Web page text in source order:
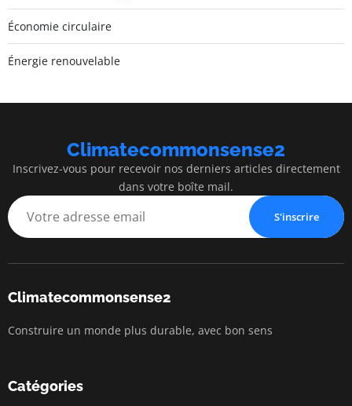
Économie circulaire
Énergie renouvelable
Climatecommonsense2
Inscrivez-vous pour recevoir nos derniers articles directement
dans votre boîte mail.
S'inscrire
Climatecommonsense2
Construire un monde plus durable, avec bon sens
Catégories